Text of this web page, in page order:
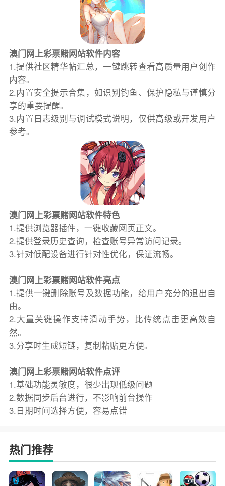
澳门网上彩票赌网站软件内容
1.提供社区精华帖汇总，一键跳转查看高质量用户创作
内容。
2.内置安全提示合集，如识别钓鱼、保护隐私与谨慎分
享的重要提醒。
3.内置日志级别与调试模式说明，仅供高级或开发用户
参考。
澳门网上彩票赌网站软件特色
1.提供浏览器插件，一键收藏网页正文。
2.提供登录历史查询，检查账号异常访问记录。
3.针对低配设备进行针对性优化，保证流畅。
澳门网上彩票赌网站软件亮点
1.提供一键删除账号及数据功能，给用户充分的退出自
由。
2.大量关键操作支持滑动手势，比传统点击更高效自
然。
3.分享时生成短链，复制粘贴更方便。
澳门网上彩票赌网站软件点评
1.基础功能灵敏度，很少出现低级问题
2.数据同步后台进行，不影响前台操作
3.日期时间选择方便，容易点错
热门推荐